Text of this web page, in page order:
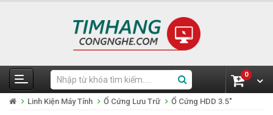
0
Linh Kiện Máy Tính Ổ Cứng Lưu Trữ Ổ Cứng HDD 3.5"